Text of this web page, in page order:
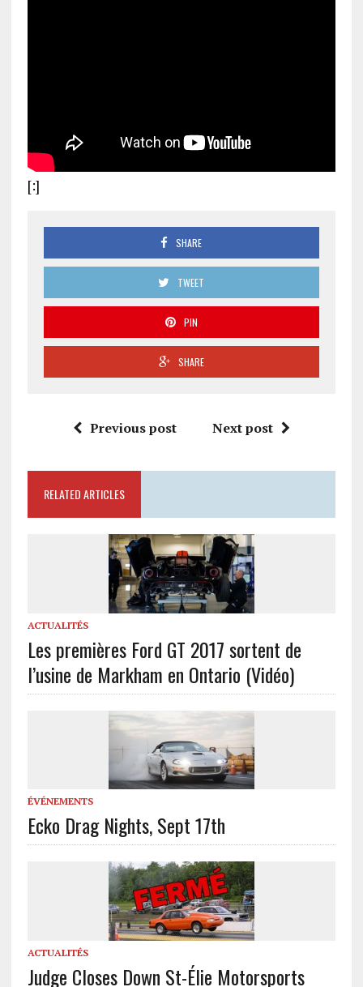
[:]
SHARE
TWEET
PIN
SHARE
Previous post Next post
RELATED ARTICLES
ACTUALITÉS
Les premières Ford GT 2017 sortent de
l’usine de Markham en Ontario (Vidéo)
ÉVÉNEMENTS
Ecko Drag Nights, Sept 17th
ACTUALITÉS
Judge Closes Down St-Élie Motorsports